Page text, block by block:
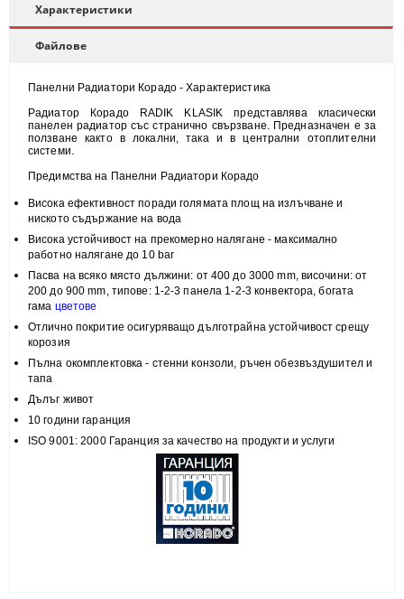
Характеристики
Файлове
Панелни Радиатори Корадо - Характеристика
Радиатор Корадо RADIK KLASIK представлява класически
панелен радиатор със странично свързване. Предназначен е за
ползване както в локални, така и в централни отоплителни
системи.
Предимства на Панелни Радиатори Корадо
Висока ефективност поради голямата площ на излъчване и
ниското съдържание на вода
Висока устойчивост на прекомерно налягане - максимално
работно налягане до 10 bar
Пасва на всяко място дължини: от 400 до 3000 mm, височини:от
200 до 900 mm, типове:1-2-3 панела 1-2-3 конвектора, богата
гама цветове
Отлично покритие осигуряващо дълготрайна устойчивост срещу
корозия
Пълна окомплектовка - стенни конзоли, ръчен обезвъздушител и
тапа
Дълъг живот
10 години гаранция
ISO 9001: 2000 Гаранция за качество на продукти и услуги